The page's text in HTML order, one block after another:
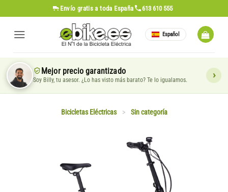
al
contenido
Envío gratis a toda España 613 610 555
Español
Mejor precio garantizado
Soy Billy, tu asesor. ¿Lo has visto más barato? Te lo igualamos.
Bicicletas Eléctricas > Sin categoría